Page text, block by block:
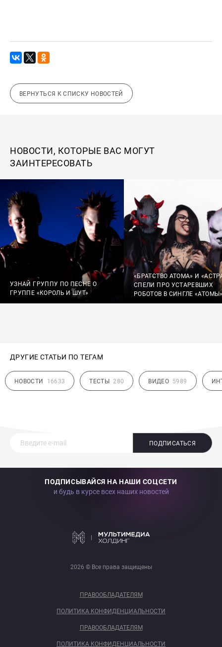
ВЕРНУТЬСЯ К СПИСКУ НОВОСТЕЙ
НОВОСТИ, КОТОРЫЕ ВАС МОГУТ
ЗАИНТЕРЕСОВАТЬ
УЗНАЙ ГРУППУ ПО ПЕСНЕ О
ГРУППЕ «КОРОЛЬ И ШУТ»
«БРАТСТВО АТОМА» И
СПЕЛИ ПРО УСТАРЕВШИХ
РОБОТОВ В СИНГЛЕ
ДРУГИЕ СТАТЬИ ПО ТЕГАМ
НОВОСТИ 16633 ТЕСТЫ 280 ВИДЕО 5989
ПОДПИСАТЬСЯ
ПОДПИСЫВАЙСЯ НА НАШИ СОЦСЕТИ
и будь в курсе всех наших новостей
2026 © Все права защищены
ПРАВООБЛАДАТЕЛЯМ
ПОЛИТИКА КОНФИДЕНЦИАЛЬНОСТИ
ПРАВООБЛАДАТЕЛЯМ
ПОЛИТИКА КОНФИДЕНЦИАЛЬНОСТИ